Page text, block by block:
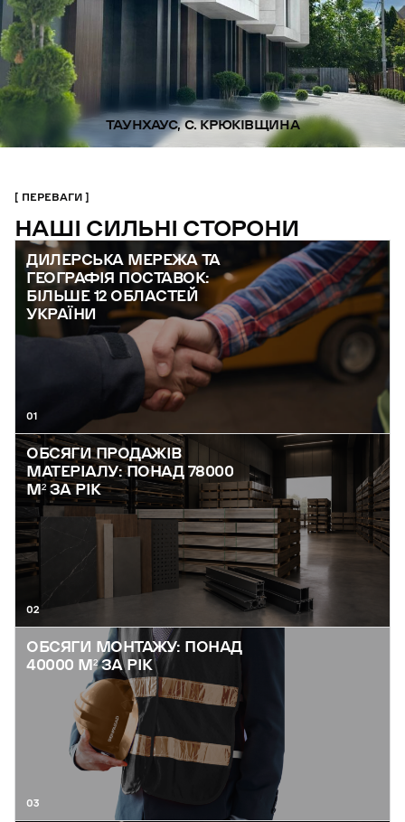
ТАУНХАУС, С. КРЮКІВЩИНА
ПЕРЕВАГИ
НАШІ СИЛЬНІ СТОРОНИ
ДИЛЕРСЬКА МЕРЕЖА ТА
ГЕОГРАФІЯ ПОСТАВОК:
БІЛЬШЕ 12 ОБЛАСТЕЙ
УКРАЇНИ
01
ОБСЯГИ ПРОДАЖІВ
МАТЕРІАЛУ: ПОНАД 78000
М² ЗА РІК
02
ОБСЯГИ МОНТАЖУ: ПОНАД
40000 М² ЗА РІК
03